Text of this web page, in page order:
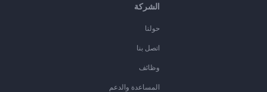
الشركة
حولنا
اتصل بنا
وظائف
المساعدة والدعم